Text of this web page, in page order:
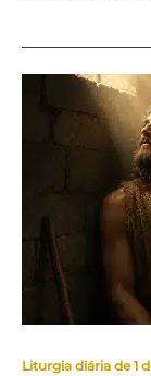
Liturgia diária de 1